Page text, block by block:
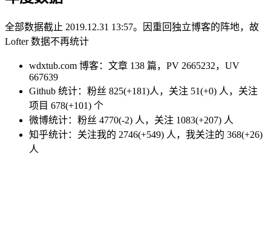
全部数据截止 2019.12.31 13:57。因重回独立博客的阵地，故
Lofter 数据不再统计
wdxtub.com 博客：文章 138 篇，PV 2665232，UV
667639
Github 统计：粉丝 825(+181)人，关注 51(+0) 人，关注
项目 678(+101) 个
微博统计：粉丝 4770(-2) 人，关注 1083(+207) 人
知乎统计：关注我的 2746(+549) 人，我关注的 368(+26)
人